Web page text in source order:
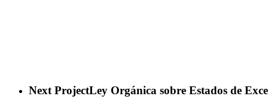
Next ProjectLey Orgánica sobre Estados de